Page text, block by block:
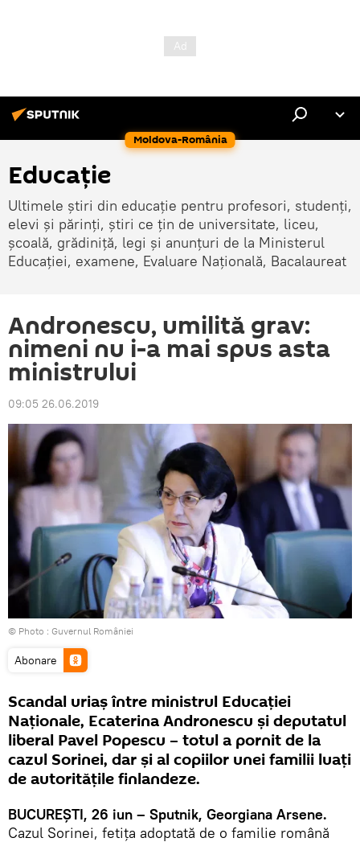
Moldova-România
Educație
Ultimele știri din educație pentru profesori, studenți,
elevi și părinți, știri ce țin de universitate, liceu,
școală, grădiniță, legi și anunțuri de la Ministerul
Educației, examene, Evaluare Națională, Bacalaureat
Andronescu, umilită grav:
nimeni nu i-a mai spus asta
ministrului
09:05 26.06.2019
© Photo : Guvernul României
Abonare
Scandal uriaș între ministrul Educației
Naționale, Ecaterina Andronescu și deputatul
liberal Pavel Popescu – totul a pornit de la
cazul Sorinei, dar și al copiilor unei familii luați
de autoritățile finlandeze.
BUCUREȘTI, 26 iun – Sputnik, Georgiana Arsene.
Cazul Sorinei, fetița adoptată de o familie română